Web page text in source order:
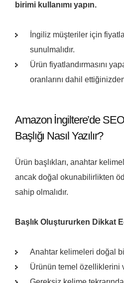
birimi kullanımı yapın.
İngiliz müşteriler için
sunulmalıdır.
Ürün fiyatlandırmasını
oranlarını dahil
Amazon İngiltere’de
Başlığı Nasıl Yazılır?
Ürün başlıkları, anahtar
ancak doğal okunabilirlikten
sahip olmalıdır.
Başlık Oluştururken Dikkat
Anahtar kelimeleri doğal
Ürünün temel özelliklerini